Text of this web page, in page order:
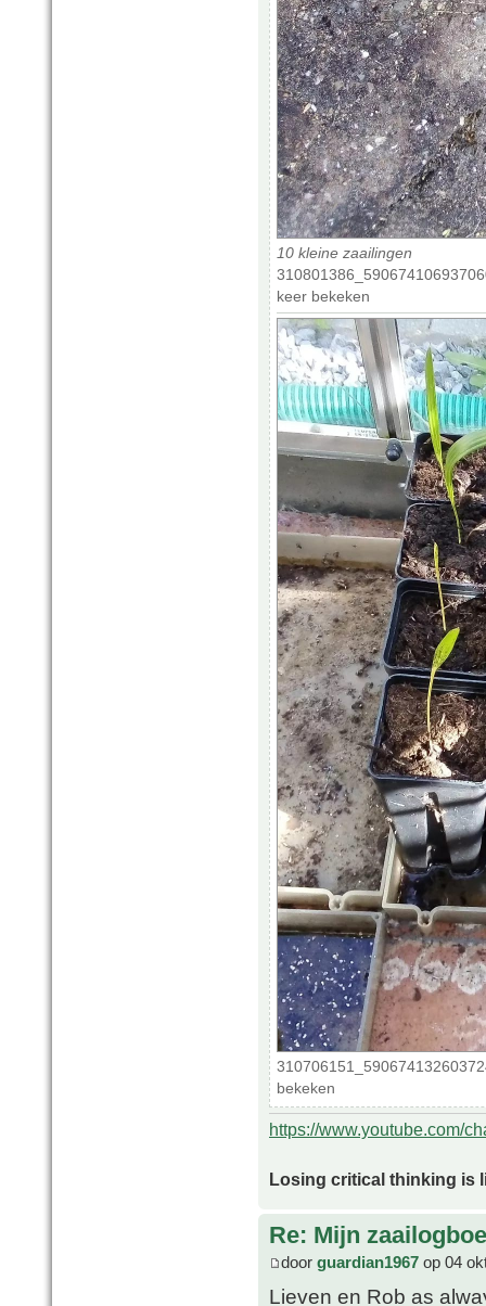
10 kleine zaailingen
keer bekeken
bekeken
https://www.youtube.com/
Losing critical thinking is
Re: Mijn
door guardian1967 op 04
Lieven en Rob as